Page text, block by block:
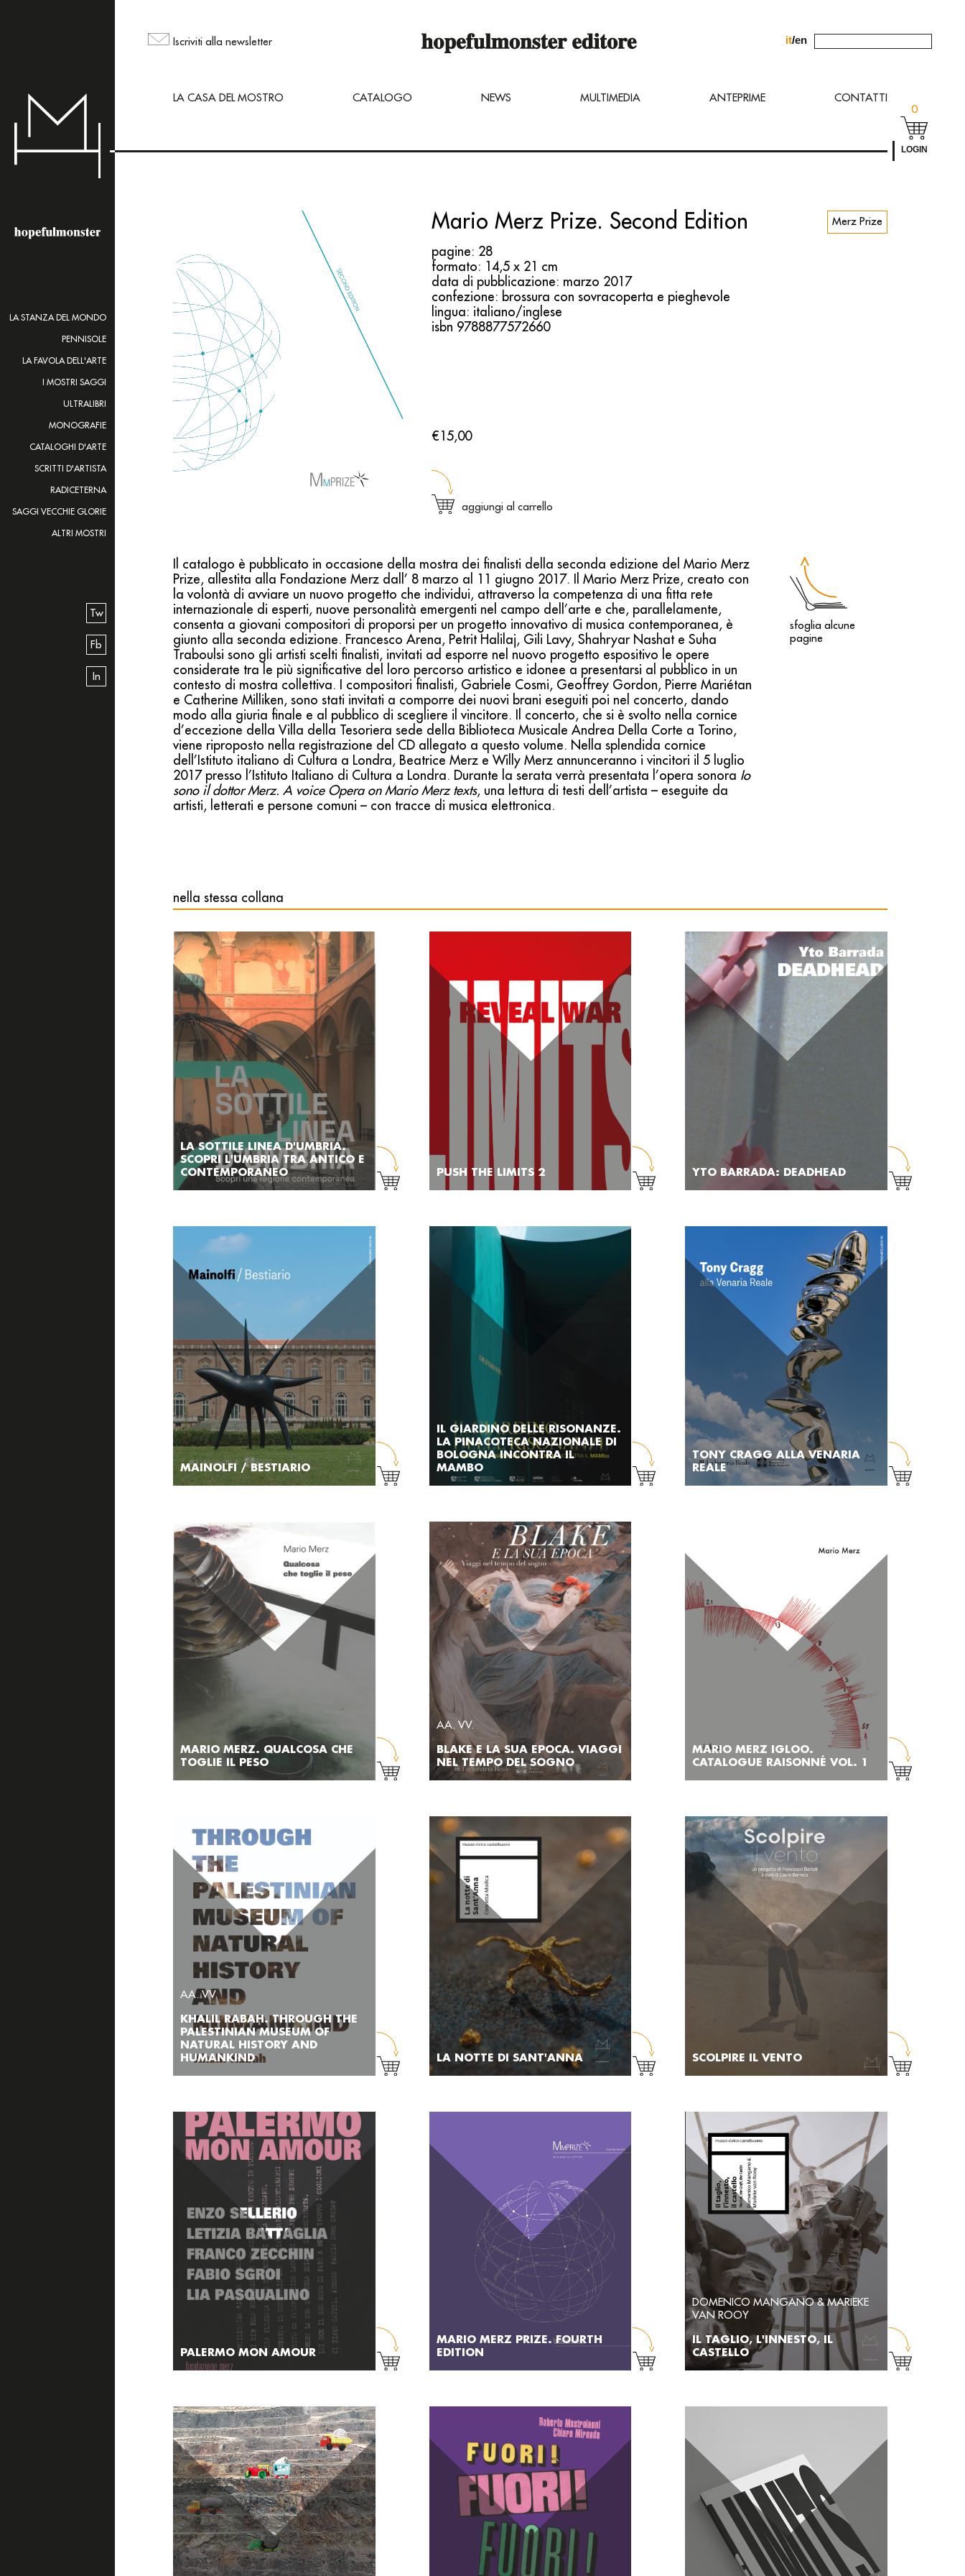
ma puoi comunque ordinare dei titoli inviando una mail di richiesta allʼindirizzo
LA STANZA DEL MONDO
PENNISOLE
LA FAVOLA DELL'ARTE
I MOSTRI SAGGI
ULTRALIBRI
MONOGRAFIE
CATALOGHI D'ARTE
SCRITTI D'ARTISTA
RADICETERNA
SAGGI VECCHIE GLORIE
ALTRI MOSTRI
Tw
Fb
In
Iscriviti alla newsletter it/en
LA CASA DEL MOSTRO CATALOGO NEWS MULTIMEDIA ANTEPRIME
CONTATTI
0
LOGIN
Mario Merz Prize. Second Edition
pagine: 28
formato: 14,5 x 21 cm
data di pubblicazione: marzo 2017
confezione: brossura con sovracoperta e pieghevole
lingua: italiano/inglese
isbn 9788877572660
€15,00
aggiungi al carrello
Merz Prize
Il catalogo è pubblicato in occasione della mostra dei finalisti della seconda edizione del Mario Merz
Prize, allestita alla Fondazione Merz dall’ 8 marzo al 11 giugno 2017. Il Mario Merz Prize, creato con
la volontà di avviare un nuovo progetto che individui, attraverso la competenza di una fitta rete
internazionale di esperti, nuove personalità emergenti nel campo dell’arte e che, parallelamente,
consenta a giovani compositori di proporsi per un progetto innovativo di musica contemporanea, è
giunto alla seconda edizione. Francesco Arena, Petrit Halilaj, Gili Lavy, Shahryar Nashat e Suha
Traboulsi sono gli artisti scelti finalisti, invitati ad esporre nel nuovo progetto espositivo le opere
considerate tra le più significative del loro percorso artistico e idonee a presentarsi al pubblico in un
contesto di mostra collettiva. I compositori finalisti, Gabriele Cosmi, Geoffrey Gordon, Pierre Mariétan
e Catherine Milliken, sono stati invitati a comporre dei nuovi brani eseguiti poi nel concerto, dando
modo alla giuria finale e al pubblico di scegliere il vincitore. Il concerto, che si è svolto nella cornice
d’eccezione della Villa della Tesoriera sede della Biblioteca Musicale Andrea Della Corte a Torino,
viene riproposto nella registrazione del CD allegato a questo volume. Nella splendida cornice
dell’Istituto italiano di Cultura a Londra, Beatrice Merz e Willy Merz annunceranno i vincitori il 5 luglio
2017 presso l’Istituto Italiano di Cultura a Londra. Durante la serata verrà presentata l’opera sonora Io
sono il dottor Merz. A voice Opera on Mario Merz texts, una lettura di testi dell’artista – eseguite da
artisti, letterati e persone comuni – con tracce di musica elettronica.
sfoglia alcune
pagine
nella stessa collana
LA SOTTILE LINEA D'UMBRIA.
SCOPRI L'UMBRIA TRA ANTICO E
CONTEMPORANEO
PUSH THE LIMITS 2 YTO BARRADA: DEADHEAD
MAINOLFI / BESTIARIO
IL GIARDINO DELLE RISONANZE.
LA PINACOTECA NAZIONALE DI
BOLOGNA INCONTRA IL
MAMBO
TONY CRAGG ALLA VENARIA
REALE
MARIO MERZ. QUALCOSA CHE
TOGLIE IL PESO
AA. VV.
BLAKE E LA SUA EPOCA. VIAGGI
NEL TEMPO DEL SOGNO
MARIO MERZ IGLOO.
CATALOGUE RAISONNÉ VOL. 1
AA. VV.
KHALIL RABAH. THROUGH THE
PALESTINIAN MUSEUM OF
NATURAL HISTORY AND
HUMANKIND
LA NOTTE DI SANT'ANNA SCOLPIRE IL VENTO
PALERMO MON AMOUR
MARIO MERZ PRIZE. FOURTH
EDITION
DOMENICO MANGANO & MARIEKE
VAN ROOY
IL TAGLIO, L'INNESTO, IL
CASTELLO